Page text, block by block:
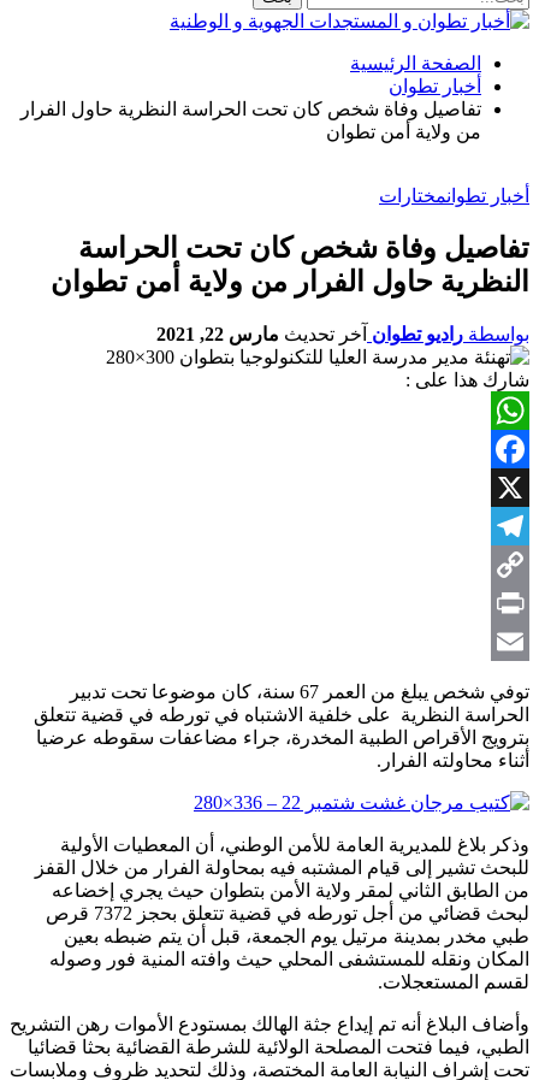
الصفحة الرئيسية
أخبار تطوان
تفاصيل وفاة شخص كان تحت الحراسة النظرية حاول الفرار
من ولاية أمن تطوان
أخبار تطوانمختارات
تفاصيل وفاة شخص كان تحت الحراسة
النظرية حاول الفرار من ولاية أمن تطوان
بواسطة راديو تطوان آخر تحديث مارس 22, 2021
شارك هذا على :
WhatsApp
Facebook
X
Telegram
Copy
Link
Print
توفي شخص يبلغ من العمر 67 سنة، كان موضوعا تحت تدبير
الحراسة النظرية على خلفية الاشتباه في تورطه في قضية تتعلق
بترويج الأقراص الطبية المخدرة، جراء مضاعفات سقوطه عرضيا
أثناء محاولته الفرار.
وذكر بلاغ للمديرية العامة للأمن الوطني، أن المعطيات الأولية
للبحث تشير إلى قيام المشتبه فيه بمحاولة الفرار من خلال القفز
من الطابق الثاني لمقر ولاية الأمن بتطوان حيث يجري إخضاعه
لبحث قضائي من أجل تورطه في قضية تتعلق بحجز 7372 قرص
طبي مخدر بمدينة مرتيل يوم الجمعة، قبل أن يتم ضبطه بعين
المكان ونقله للمستشفى المحلي حيث وافته المنية فور وصوله
لقسم المستعجلات.
وأضاف البلاغ أنه تم إيداع جثة الهالك بمستودع الأموات رهن التشريح
الطبي، فيما فتحت المصلحة الولائية للشرطة القضائية بحثا قضائيا
تحت إشراف النيابة العامة المختصة، وذلك لتحديد ظروف وملابسات